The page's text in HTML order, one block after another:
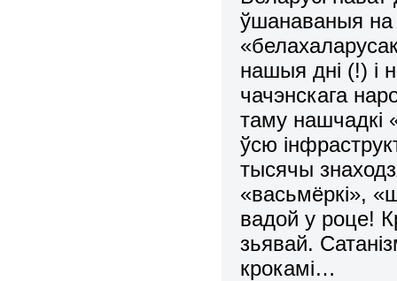
ўшанаваныя на
нашыя дні (!) і
чачэнскага
таму нашчадкі
ўсю
тысячы
«васьмёркі»,
вадой у роце!
зьявай.
крокамі…